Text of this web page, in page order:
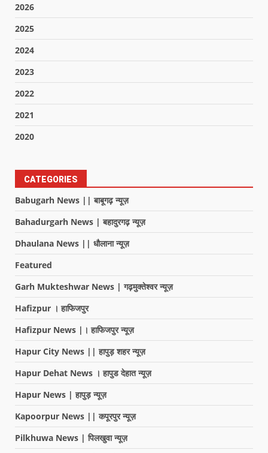
2026
2025
2024
2023
2022
2021
2020
CATEGORIES
Babugarh News || बाबूगढ़ न्यूज़
Bahadurgarh News | बहादुरगढ़ न्यूज़
Dhaulana News || धौलाना न्यूज़
Featured
Garh Mukteshwar News | गढ़मुक्तेश्वर न्यूज़
Hafizpur । हाफिजपुर
Hafizpur News |। हाफिजपुर न्यूज़
Hapur City News || हापुड़ शहर न्यूज़
Hapur Dehat News । हापुड देहात न्यूज़
Hapur News | हापुड़ न्यूज़
Kapoorpur News || कपूरपुर न्यूज़
Pilkhuwa News | पिलखुवा न्यूज़